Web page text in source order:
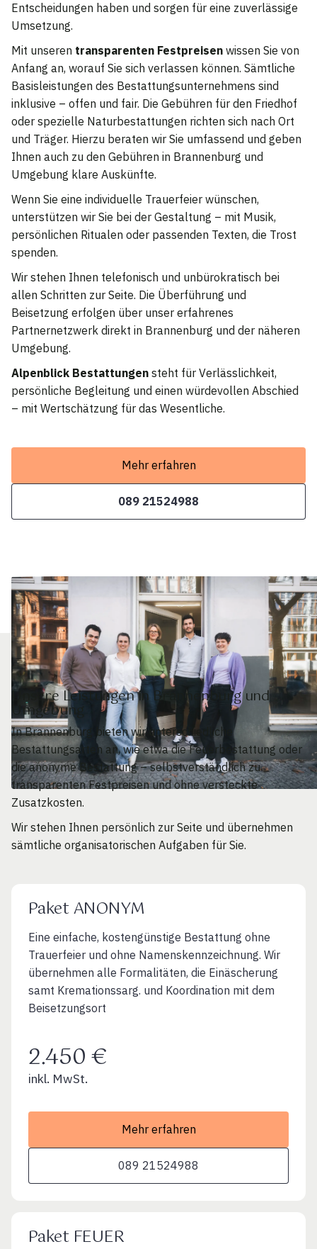
Entscheidungen haben und sorgen für eine zuverlässige
Umsetzung.
Mit unseren transparenten Festpreisen wissen Sie von
Anfang an, worauf Sie sich verlassen können. Sämtliche
Basisleistungen des Bestattungsunternehmens sind
inklusive – offen und fair. Die Gebühren für den Friedhof
oder spezielle Naturbestattungen richten sich nach Ort
und Träger. Hierzu beraten wir Sie umfassend und geben
Ihnen auch zu den Gebühren in Brannenburg und
Umgebung klare Auskünfte.
Wenn Sie eine individuelle Trauerfeier wünschen,
unterstützen wir Sie bei der Gestaltung – mit Musik,
persönlichen Ritualen oder passenden Texten, die Trost
spenden.
Wir stehen Ihnen telefonisch und unbürokratisch bei
allen Schritten zur Seite. Die Überführung und
Beisetzung erfolgen über unser erfahrenes
Partnernetzwerk direkt in Brannenburg und der näheren
Umgebung.
Alpenblick Bestattungen steht für Verlässlichkeit,
persönliche Begleitung und einen würdevollen Abschied
– mit Wertschätzung für das Wesentliche.
Mehr erfahren
089 21524988
Unsere Leistungen in Brannenburg und
Umgebung
In Brannenburg bieten wir unterschiedliche
Bestattungsarten an, wie etwa die Feuerbestattung oder
die anonyme Bestattung – selbstverständlich zu
transparenten Festpreisen und ohne versteckte
Zusatzkosten.
Wir stehen Ihnen persönlich zur Seite und übernehmen
sämtliche organisatorischen Aufgaben für Sie.
Paket ANONYM
Eine einfache, kostengünstige Bestattung ohne
Trauerfeier und ohne Namenskennzeichnung. Wir
übernehmen alle Formalitäten, die Einäscherung
samt Kremationssarg. und Koordination mit dem
Beisetzungsort
2.450 €
inkl. MwSt.
Mehr erfahren
089 21524988
Paket FEUER